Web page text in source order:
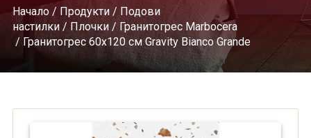
Начало/ Продукти/Подови
настилки/ Плочки/Гранитогрес Marbocera
/ Гранитогрес 60х120 см Gravity Bianco Grande